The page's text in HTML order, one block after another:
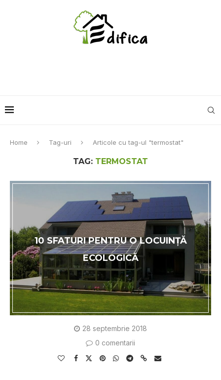
Home Tag-uri Articole cu tag-ul "termostat"
TAG: TERMOSTAT
10 SFATURI PENTRU O LOCUINŢĂ
ECOLOGICĂ
28 septembrie 2018
0 comentarii